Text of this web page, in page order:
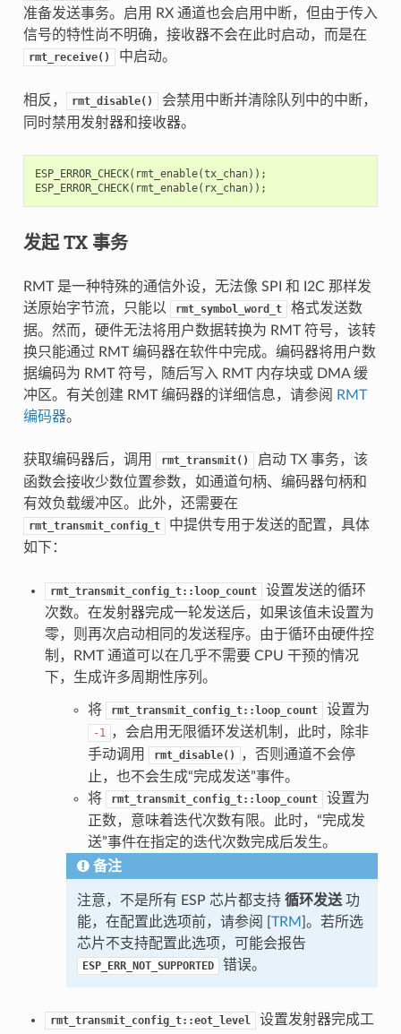
准备发送事务。启用 RX 通道也会启用中断，但由于传入
信号的特性尚不明确，接收器不会在此时启动，而是在
rmt_receive() 中启动。
相反， rmt_disable()
会禁用中断并清除队列中的中断，
同时禁用发射器和接收器。
ESP_ERROR_CHECK( rmt_enable(tx_chan));
ESP_ERROR_CHECK( rmt_enable( rx_chan));
发起 TX 事务
RMT 是一种特殊的通信外设，无法像 SPI 和 I2C 那样发
送原始字节流，只能以
rmt_symbol_word_t
格式发送数
据。然而，硬件无法将用户数据转换为 RMT 符号，该转
换只能通过 RMT 编码器在软件中完成。编码器将用户数
据编码为 RMT 符号，随后写入 RMT 内存块或 DMA 缓
冲区。有关创建 RMT 编码器的详细信息，请参阅
RMT
编码器。
获取编码器后，调用 rmt_transmit()
启动 TX 事务，该
函数会接收少数位置参数，如通道句柄、编码器句柄和
有效负载缓冲区。此外，还需要在
rmt_transmit_config_t
中提供专用于发送的配置，具体
如下：
rmt_transmit_config_t::loop_count
设置发送的循环
次数。在发射器完成一轮发送后，如果该值未设置为
零，则再次启动相同的发送程序。由于循环由硬件控
制，RMT 通道可以在几乎不需要 CPU 干预的情况
下，生成许多周期性序列。
将 rmt_transmit_config_t::loop_count 设置为
-1 ，会启用无限循环发送机制，此时，除非
手动调用
rmt_disable()
，否则通道不会停
止，也不会生成“完成发送”事件。
将
rmt_transmit_config_t::loop_count
设置为
正数，意味着迭代次数有限。此时，“完成发
送”事件在指定的迭代次数完成后发生。
备注
注意，不是所有 ESP 芯片都支持 循环发送功
能，在配置此选项前，请参阅 [ TRM ]。若所选
芯片不支持配置此选项，可能会报告
ESP_ERR_NOT_SUPPORTED 错误。
rmt_transmit_config_t::eot_level 设置发射器完成工